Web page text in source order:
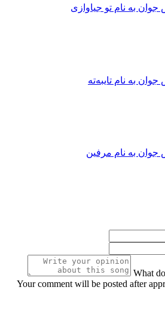
What
Your comment will be posted after